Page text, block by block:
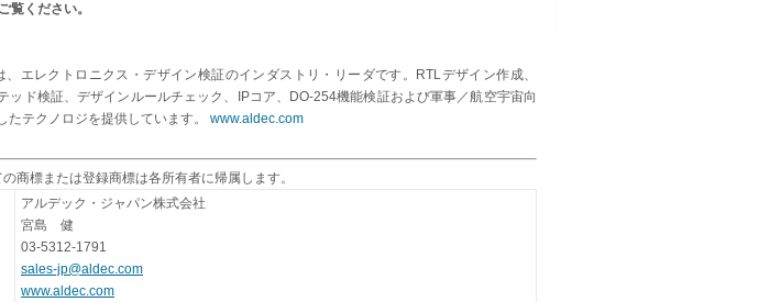
覧ください。
エレクトロニクス・デザイン検証のインダストリ・リーダです。RTLデザイン作成、
ッド検証、デザインルールチェック、IPコア、DO-254機能検証および軍事／航空宇宙向
テクノロジを提供しています。 www.aldec.com
商標または登録商標は各所有者に帰属します。
アルデック・ジャパン株式会社
宮島 健
03-5312-1791
sales-jp@aldec.com
www.aldec.com